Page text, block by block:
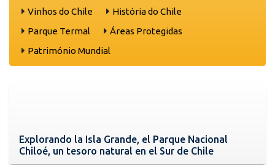
Vinhos do Chile
História do Chile
Parque Termal
Áreas Protegidas
Património Mundial
Explorando la Isla Grande, el Parque Nacional
Chiloé, un tesoro natural en el Sur de Chile